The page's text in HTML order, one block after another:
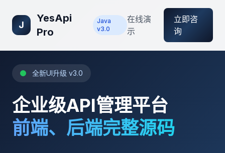
J
YesApi
Pro
Java
v3.0
在线演
示
立即咨
询
全新UI升级 v3.0
企业级API管理平台
前端、后端完整源码